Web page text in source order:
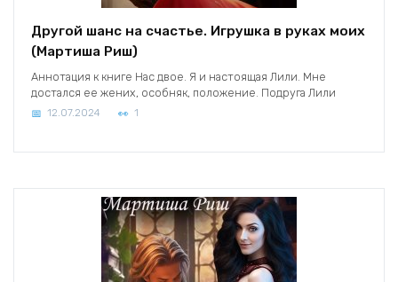
Другой шанс на счастье. Игрушка в руках моих
(Мартиша Риш)
Аннотация к книге Нас двое. Я и настоящая Лили. Мне
достался ее жених, особняк, положение. Подруга Лили
12.07.2024 1